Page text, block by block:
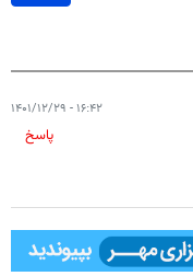
۱۶:۴۲ - ۱۴۰۱/۱۲/۲۹
پاسخ